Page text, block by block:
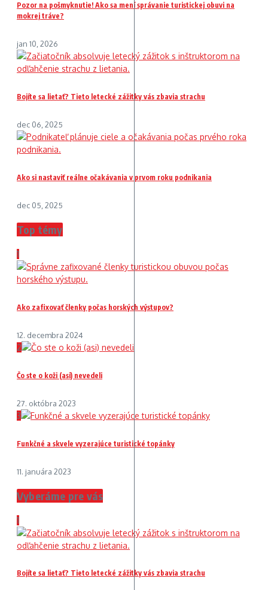
Pozor na pošmyknutie! Ako sa mení správanie turistickej obuvi na
mokrej tráve?
jan 10, 2026
Bojíte sa lietať? Tieto letecké zážitky vás zbavia strachu
dec 06, 2025
Ako si nastaviť reálne očakávania v prvom roku podnikania
dec 05, 2025
Top témy
1
Ako zafixovať členky počas horských výstupov?
12. decembra 2024
2
Čo ste o koži (asi) nevedeli
27. októbra 2023
3
Funkčné a skvele vyzerajúce turistické topánky
11. januára 2023
Vyberáme pre vás
1
Bojíte sa lietať? Tieto letecké zážitky vás zbavia strachu